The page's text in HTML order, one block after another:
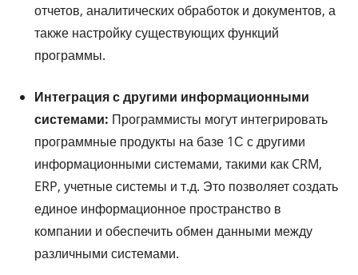
отчетов, аналитических обработок и документов, а
также настройку существующих функций
программы.
Интеграция с другими информационными
системами: Программисты могут интегрировать
программные продукты на базе 1С с другими
информационными системами, такими как CRM,
ERP, учетные системы и т.д. Это позволяет создать
единое информационное пространство в
компании и обеспечить обмен данными между
различными системами.